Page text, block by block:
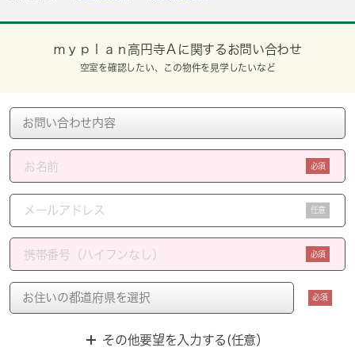
ｍｙｐｌａｎ高円寺Ａに関するお問い合わせ
空室を確認したい、この物件を見学したいなど
必須
任意
必須
必須
その他要望を入力する(任意）